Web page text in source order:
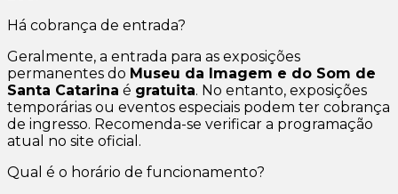
Há cobrança de entrada?
Geralmente, a entrada para as exposições
permanentes do Museu da Imagem e do Som de
Santa Catarina é gratuita. No entanto, exposições
temporárias ou eventos especiais podem ter cobrança
de ingresso. Recomenda-se verificar a programação
atual no site oficial.
Qual é o horário de funcionamento?